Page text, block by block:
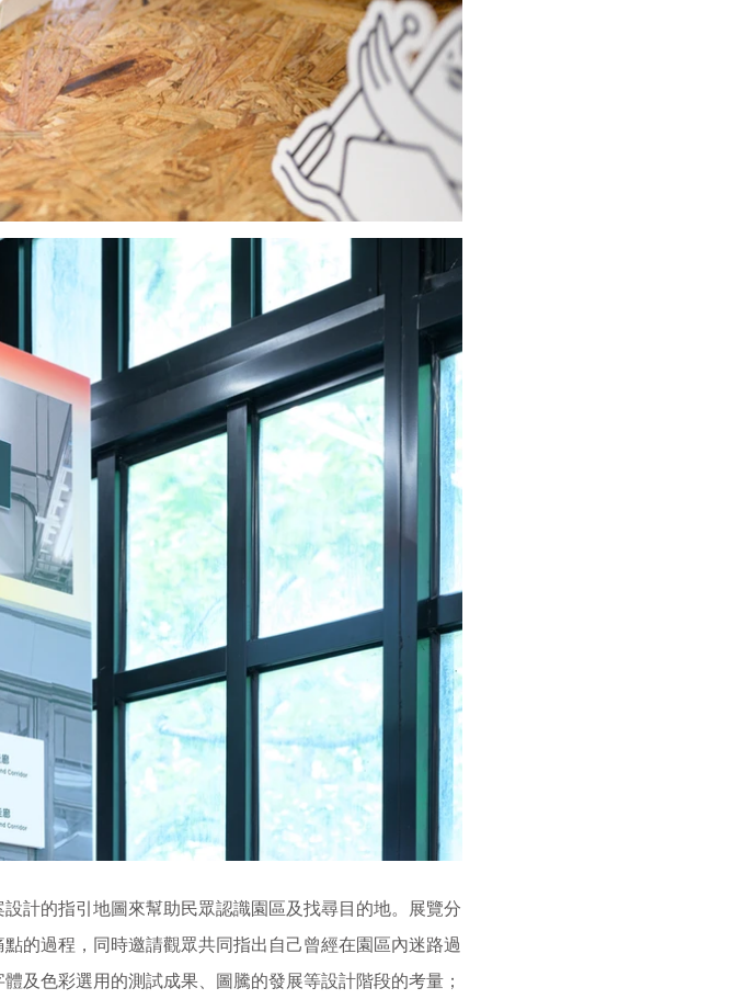
計的指引地圖來幫助民眾認識園區及找尋目的地。展覽分
的過程，同時邀請觀眾共同指出自己曾經在園區內迷路過
及色彩選用的測試成果、圖騰的發展等設計階段的考量；